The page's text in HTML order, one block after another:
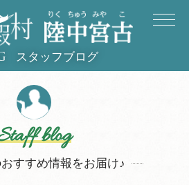
スタッフブログ
blog
すすめ情報をお届け♪